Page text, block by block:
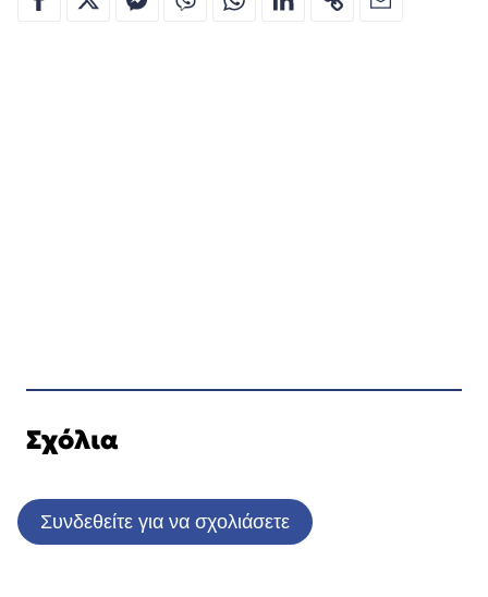
Σχόλια
Συνδεθείτε για να σχολιάσετε